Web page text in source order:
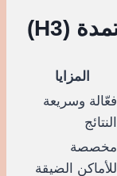
المزايا
فعّالة وسريعة
النتائج
مخصصة
للأماكن الضيقة